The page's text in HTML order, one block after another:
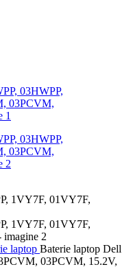
laptop Baterie laptop Dell
03PCVM, 15.2V,